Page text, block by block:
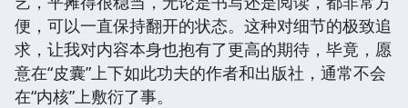
便，可以一直保持翻开的状态。这种对细节的极致追
求，让我对内容本身也抱有了更高的期待，毕竟，愿
意在“皮囊”上下如此功夫的作者和出版社，通常不会
在“内核”上敷衍了事。